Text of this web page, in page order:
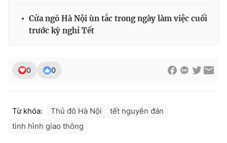
thuận bằng văn bản. Ghi rõ nguồn VTV.vn khi phát hành lại
thông tin từ website này.
Cửa ngõ Hà Nội ùn tắc trong ngày làm việc cuối
trước kỳ nghỉ Tết
0 0
Từ khóa: Thủ đô Hà Nội
tết nguyên đán
tình hình giao thông